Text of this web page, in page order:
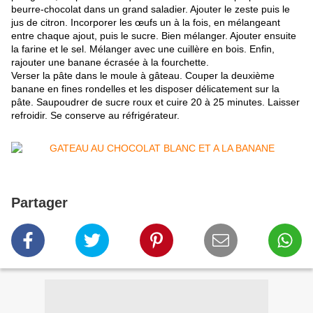
beurre-chocolat dans un grand saladier. Ajouter le zeste puis le
jus de citron. Incorporer les œufs un à la fois, en mélangeant
entre chaque ajout, puis le sucre. Bien mélanger. Ajouter ensuite
la farine et le sel. Mélanger avec une cuillère en bois. Enfin,
rajouter une banane écrasée à la fourchette.
Verser la pâte dans le moule à gâteau. Couper la deuxième
banane en fines rondelles et les disposer délicatement sur la
pâte. Saupoudrer de sucre roux et cuire 20 à 25 minutes. Laisser
refroidir. Se conserve au réfrigérateur.
Partager